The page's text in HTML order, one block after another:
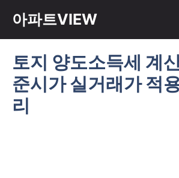
아파트VIEW
토지 양도소득세 계
준시가 실거래가 적
리